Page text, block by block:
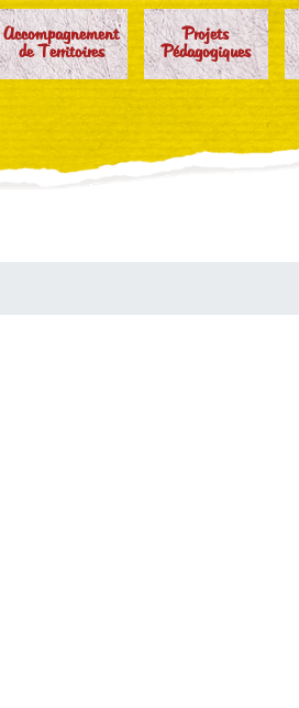
Accompagnement
de Territoires
Projets
Pédagogiques